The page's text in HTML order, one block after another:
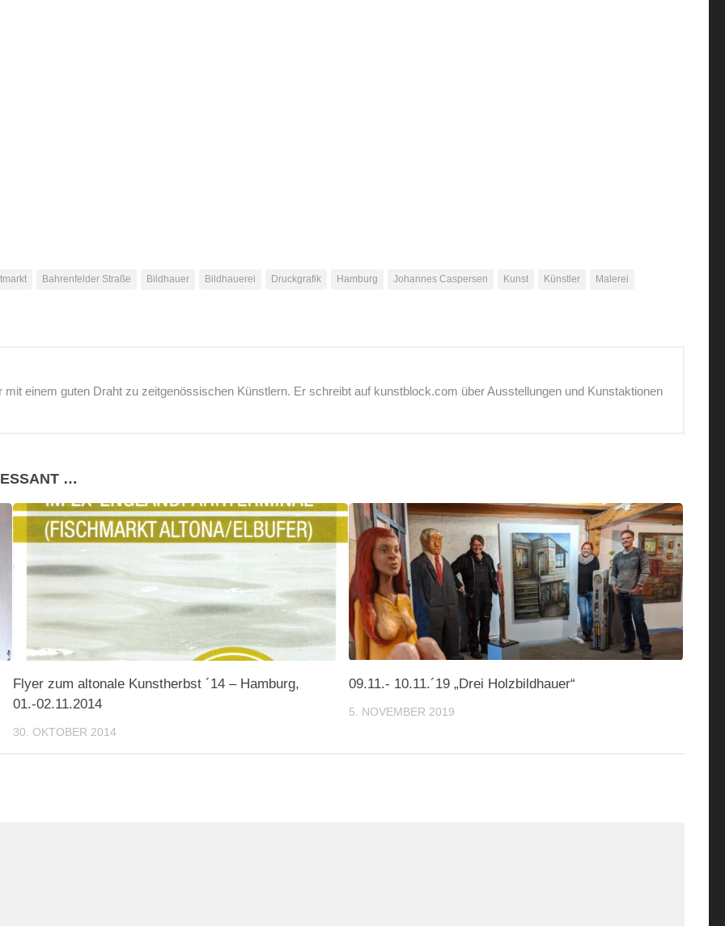
Bahrenfelder Straße Bildhauer Bildhauerei Druckgrafik Hamburg Johannes Caspersen Kunst Künstler
Malerei
einem guten Draht zu zeitgenössischen Künstlern. Er schreibt auf kunstblock.com über Ausstellungen und Kunstaktionen
…
Flyer zum altonale Kunstherbst ´14 – Hamburg,
01.-02.11.2014
30. OKTOBER 2014
09.11.- 10.11.´19 „Drei Holzbildhauer“
5. NOVEMBER 2019